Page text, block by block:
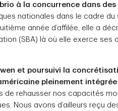
à la concurrence dans
nationales dans le cadre du
année d’affilée, elle a
(SBA) là où elle exerce ses
et poursuivi la
pleinement
de rehausser nos capacités
Nous avons d’ailleurs reçu